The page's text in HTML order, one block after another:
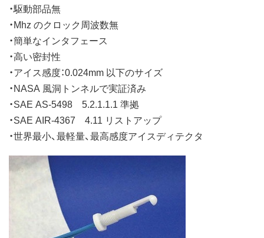
・駆動部品無
・Mhz のクロック周波数無
・簡単なインタフェース
・高い密封性
・アイス感度：0.024mm 以下のサイズ
・NASA 風洞トンネルで実証済み
・SAE AS-5498 5.2.1.1.1 準拠
・SAE AIR-4367 4.11 リストアップ
・世界最小、最軽量、最高感度アイスディテクタ